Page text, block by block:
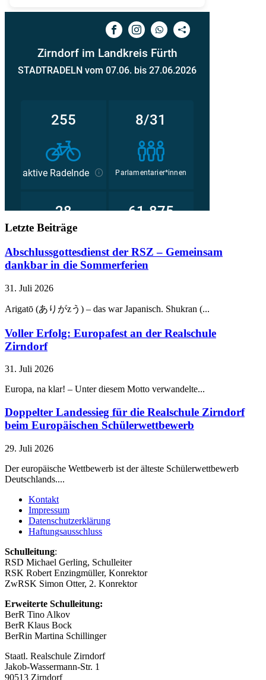
Letzte Beiträge
Abschlussgottesdienst der RSZ – Gemeinsam
dankbar in die Sommerferien
31. Juli 2026
Arigatō (ありがzう) – das war Japanisch. Shukran (...
Voller Erfolg: Europafest an der Realschule
Zirndorf
31. Juli 2026
Europa, na klar! – Unter diesem Motto verwandelte...
Doppelter Landessieg für die Realschule Zirndorf
beim Europäischen Schülerwettbewerb
29. Juli 2026
Der europäische Wettbewerb ist der älteste Schülerwettbewerb
Deutschlands....
Kontakt
Impressum
Datenschutzerklärung
Haftungsausschluss
Schulleitung:
RSD Michael Gerling, Schulleiter
RSK Robert Enzingmüller, Konrektor
ZwRSK Simon Otter, 2. Konrektor
Erweiterte Schulleitung:
BerR Tino Alkov
BerR Klaus Bock
BerRin Martina Schillinger
Staatl. Realschule Zirndorf
Jakob-Wassermann-Str. 1
90513 Zirndorf